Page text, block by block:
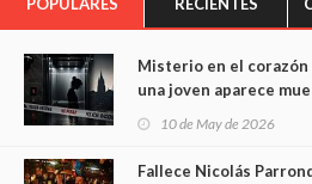
Misterio en el corazón
una joven aparece
cámaras captan sus
minutos
10 de May de 2026
Fallece Nicolás